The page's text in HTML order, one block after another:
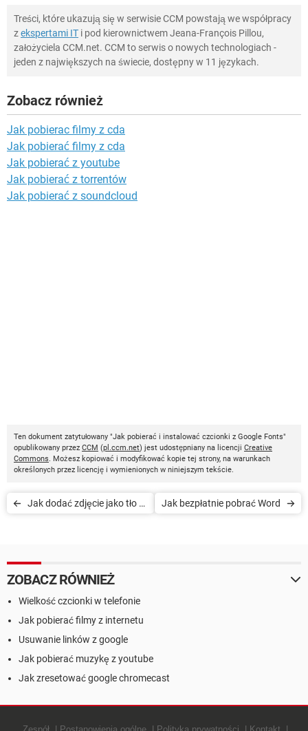
Treści, które ukazują się w serwisie CCM powstają we współpracy
zekspertami IT i pod kierownictwem Jeana-François Pillou,
założyciela CCM.net. CCM to serwis o nowych technologiach -
jeden z największych na świecie, dostępny w 11 językach.
Zobacz również
Jak pobierac filmy z cda
Jak pobierać filmy z cda
Jak pobierać z youtube
Jak pobierać z torrentów
Jak pobierać z soundcloud
Ten dokument zatytułowany "Jak pobierać i instalować czcionki z Google Fonts"
opublikowany przez CCM (pl.ccm.net) jest udostępniany na licencji Creative
Commons. Możesz kopiować i modyfikować kopie tej strony, na warunkach
określonych przez licencję i wymienionych w niniejszym tekście.
Jak dodać zdjęcie jako tło w
Jak bezpłatnie pobrać Word
ZOBACZ RÓWNIEŻ
Wielkość czcionki w telefonie
Jak pobierać filmy z internetu
Usuwanie linków z google
Jak pobierać muzykę z youtube
Jak zresetować google chromecast